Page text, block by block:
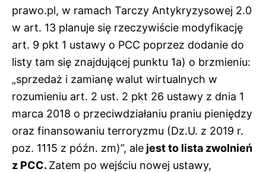
prawo.pl, w ramach Tarczy Antykryzysowej 2.0
w art. 13 planuje się rzeczywiście modyfikację
art. 9 pkt 1 ustawy o PCC poprzez dodanie do
listy tam się znajdującej punktu 1a) o brzmieniu:
„sprzedaż i zamianę walut wirtualnych w
rozumieniu art. 2 ust. 2 pkt 26 ustawy z dnia 1
marca 2018 o przeciwdziałaniu praniu pieniędzy
oraz finansowaniu terroryzmu (Dz.U. z 2019 r.
poz. 1115 z późn. zm)”, ale jest to lista zwolnień
z PCC. Zatem po wejściu nowej ustawy,